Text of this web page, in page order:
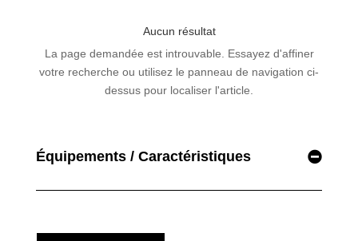
Équipements / Caractéristiques